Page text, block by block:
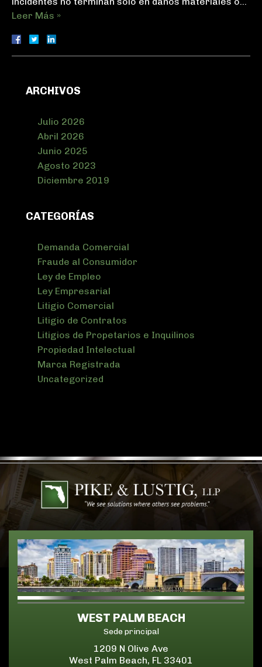
Leer Más »
ARCHIVOS
Julio 2026
Abril 2026
Junio 2025
Agosto 2023
Diciembre 2019
CATEGORÍAS
Demanda Comercial
Fraude al Consumidor
Ley de Empleo
Ley Empresarial
Litigio Comercial
Litigio de Contratos
Litigios de Propetarios e Inquilinos
Propiedad Intelectual
Marca Registrada
Uncategorized
WEST PALM BEACH
Sede principal
1209 N Olive Ave
West Palm Beach, FL 33401